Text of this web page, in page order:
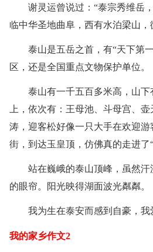
谢灵运曾说过：“泰宗秀维岳，
临中华圣地曲阜，西有水泊梁山，
泰山是五岳之首，有“天下第一
区，还是全国重点文物保护单位。
泰山有一千五百多米高，山下
上，依次有：王母池、斗母宫、
涛，迎客松好像一只大手在欢迎
街，到达玉皇顶，仿佛真的走进了
站在巍峨的泰山顶峰，虽然汗
的眼帘。阳光映得湖面波光粼粼。
我为生在泰安而感到自豪，我
我的家乡作文2